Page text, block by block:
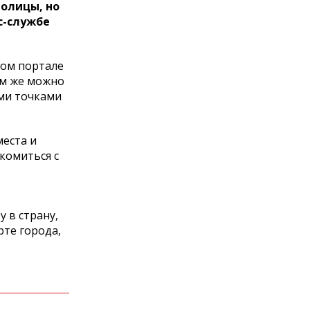
но
службе
портале
же можно
точками
и
с
в страну,
города,